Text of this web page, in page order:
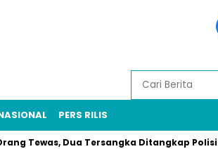
PERS RILIS
Dua Tersangka Ditangkap Polisi